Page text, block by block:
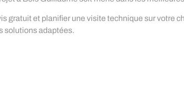
gratuit et planifier une visite technique sur votre
solutions adaptées.